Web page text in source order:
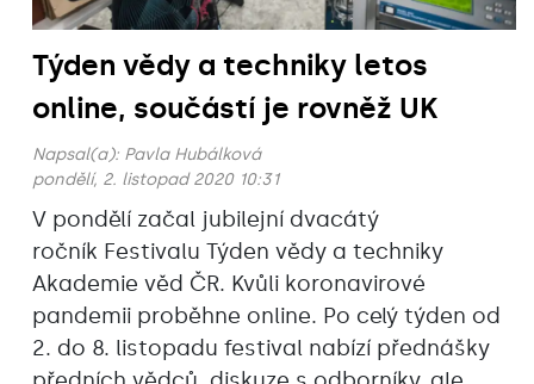
Týden vědy a techniky letos
online, součástí je rovněž UK
Napsal(a): Pavla Hubálková
pondělí, 2. listopad 2020 10:31
V pondělí začal jubilejní dvacátý
ročník Festivalu Týden vědy a techniky
Akademie věd ČR. Kvůli koronavirové
pandemii proběhne online. Po celý týden od
2. do 8. listopadu festival nabízí přednášky